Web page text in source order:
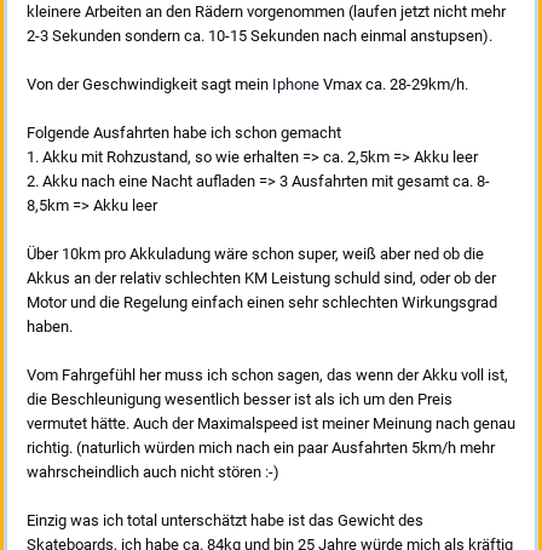
kleinere Arbeiten an den Rädern vorgenommen (laufen jetzt nicht mehr
2-3 Sekunden sondern ca. 10-15 Sekunden nach einmal anstupsen).
Von der Geschwindigkeit sagt mein Iphone Vmax ca. 28-29km/h.
Folgende Ausfahrten habe ich schon gemacht
1. Akku mit Rohzustand, so wie erhalten => ca. 2,5km => Akku leer
2. Akku nach eine Nacht aufladen => 3 Ausfahrten mit gesamt ca. 8-
8,5km => Akku leer
Über 10km pro Akkuladung wäre schon super, weiß aber ned ob die
Akkus an der relativ schlechten KM Leistung schuld sind, oder ob der
Motor und die Regelung einfach einen sehr schlechten Wirkungsgrad
haben.
Vom Fahrgefühl her muss ich schon sagen, das wenn der Akku voll ist,
die Beschleunigung wesentlich besser ist als ich um den Preis
vermutet hätte. Auch der Maximalspeed ist meiner Meinung nach genau
richtig. (naturlich würden mich nach ein paar Ausfahrten 5km/h mehr
wahrscheindlich auch nicht stören :-)
Einzig was ich total unterschätzt habe ist das Gewicht des
Skateboards, ich habe ca. 84kg und bin 25 Jahre würde mich als kräftig